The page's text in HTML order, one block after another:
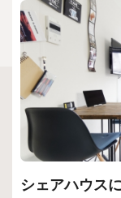
シェアハウス